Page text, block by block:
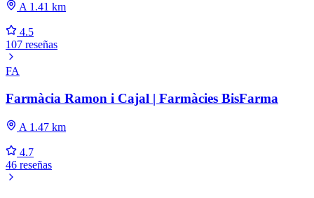
A 1.41 km
4.5
107 reseñas
FA
Farmàcia Ramon i Cajal | Farmàcies BisFarma
A 1.47 km
4.7
46 reseñas